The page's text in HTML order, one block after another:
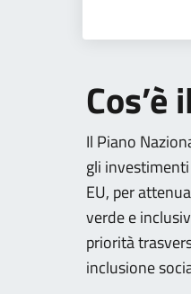
Cos’è
Il Piano
gli
EU, per
verde e
priorità
inclusione